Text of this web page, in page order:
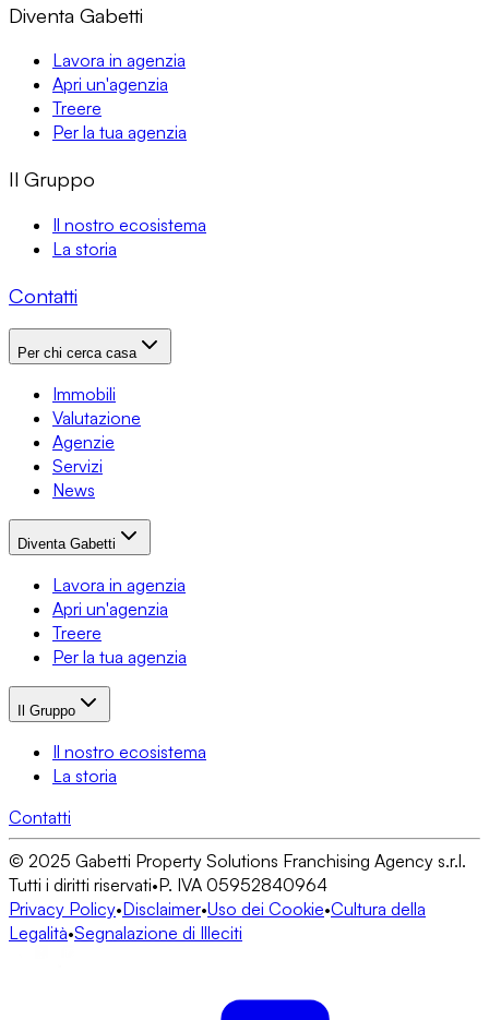
Diventa Gabetti
Lavora in agenzia
Apri un'agenzia
Treere
Per la tua agenzia
Il Gruppo
Il nostro ecosistema
La storia
Contatti
Per chi cerca casa
Immobili
Valutazione
Agenzie
Servizi
News
Diventa Gabetti
Lavora in agenzia
Apri un'agenzia
Treere
Per la tua agenzia
Il Gruppo
Il nostro ecosistema
La storia
Contatti
© 2025 Gabetti Property Solutions Franchising Agency s.r.l.
Tutti i diritti riservati•P. IVA 05952840964
Privacy Policy•Disclaimer•Uso dei Cookie•Cultura della
Legalità•Segnalazione di Illeciti